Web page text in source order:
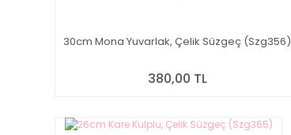
30cm Mona Yuvarlak, Çelik Süzgeç (Szg356)
380,00 TL